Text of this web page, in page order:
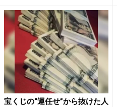
宝くじの“運任せ”から抜けた人